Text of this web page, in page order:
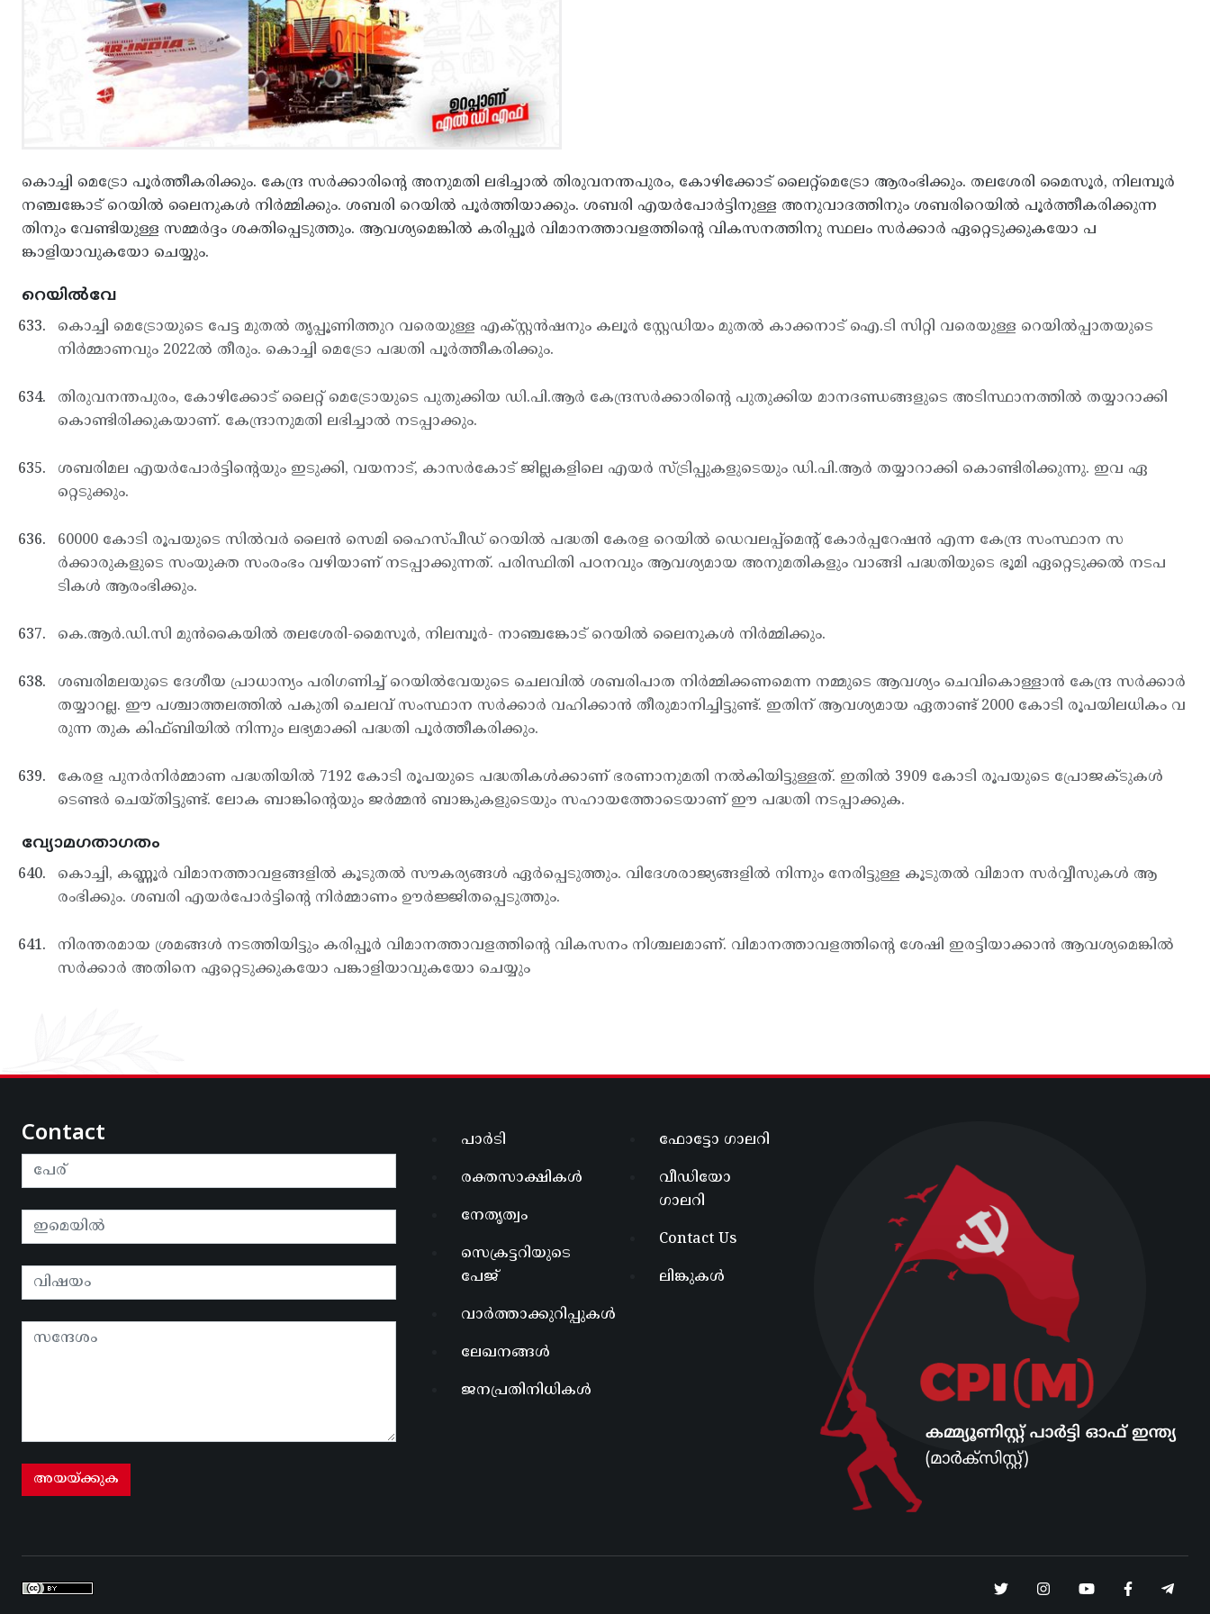
കൊച്ചി മെട്രോ പൂര്‍ത്തീകരിക്കും. കേന്ദ്ര സര്‍ക്കാരിന്റെ അനുമതി ലഭിച്ചാല്‍ തിരുവനന്തപുരം, കോഴിക്കോട് ലൈറ്റ്മെട്രോ ആരംഭിക്കും. തലശേരി മൈസൂര്‍, നിലമ്പൂര്‍
നഞ്ചങ്കോട് റെയില്‍ ലൈനുകള്‍ നിര്‍മ്മിക്കും. ശബരി റെയില്‍ പൂര്‍ത്തിയാക്കും. ശബരി എയര്‍പോര്‍ട്ടിനുള്ള അനുവാദത്തിനും ശബരിറെയില്‍ പൂര്‍ത്തീകരിക്കുന്ന
തിനും വേണ്ടിയുള്ള സമ്മര്‍ദ്ദം ശക്തിപ്പെടുത്തും. ആവശ്യമെങ്കില്‍ കരിപ്പൂര്‍ വിമാനത്താവളത്തിന്റെ വികസനത്തിനു സ്ഥലം സര്‍ക്കാര്‍ ഏറ്റെടുക്കുകയോ പ
ങ്കാളിയാവുകയോ ചെയ്യും.
റെയിൽവേ
കൊച്ചി മെട്രോയുടെ പേട്ട മുതല്‍ തൃപ്പൂണിത്തുറ വരെയുള്ള എക്സ്റ്റന്‍ഷനും കലൂര്‍ സ്റ്റേഡിയം മുതല്‍ കാക്കനാട് ഐ.ടി സിറ്റി വരെയുള്ള റെയില്‍പ്പാതയുടെ
നിര്‍മ്മാണവും 2022ല്‍ തീരും. കൊച്ചി മെട്രോ പദ്ധതി പൂര്‍ത്തീകരിക്കും.
തിരുവനന്തപുരം, കോഴിക്കോട് ലൈറ്റ് മെട്രോയുടെ പുതുക്കിയ ഡി.പി.ആര്‍ കേന്ദ്രസര്‍ക്കാരിന്റെ പുതുക്കിയ മാനദണ്ഡങ്ങളുടെ അടിസ്ഥാനത്തില്‍ തയ്യാറാക്കി
കൊണ്ടിരിക്കുകയാണ്. കേന്ദ്രാനുമതി ലഭിച്ചാല്‍ നടപ്പാക്കും.
ശബരിമല എയര്‍പോര്‍ട്ടിന്റെയും ഇടുക്കി, വയനാട്, കാസര്‍കോട് ജില്ലകളിലെ എയര്‍ സ്ട്രിപ്പുകളുടെയും ഡി.പി.ആര്‍ തയ്യാറാക്കി കൊണ്ടിരിക്കുന്നു. ഇവ ഏ
റ്റെടുക്കും.
60000 കോടി രൂപയുടെ സില്‍വര്‍ ലൈന്‍ സെമി ഹൈസ്പീഡ് റെയില്‍ പദ്ധതി കേരള റെയില്‍ ഡെവലപ്പ്മെന്റ് കോര്‍പ്പറേഷന്‍ എന്ന കേന്ദ്ര സംസ്ഥാന സ
ര്‍ക്കാരുകളുടെ സംയുക്ത സംരംഭം വഴിയാണ് നടപ്പാക്കുന്നത്. പരിസ്ഥിതി പഠനവും ആവശ്യമായ അനുമതികളും വാങ്ങി പദ്ധതിയുടെ ഭൂമി ഏറ്റെടുക്കല്‍ നടപ
ടികള്‍ ആരംഭിക്കും.
കെ.ആര്‍.ഡി.സി മുന്‍കൈയില്‍ തലശേരി-മൈസൂര്‍, നിലമ്പൂര്‍- നാഞ്ചങ്കോട് റെയില്‍ ലൈനുകള്‍ നിര്‍മ്മിക്കും.
ശബരിമലയുടെ ദേശീയ പ്രാധാന്യം പരിഗണിച്ച് റെയില്‍വേയുടെ ചെലവില്‍ ശബരിപാത നിര്‍മ്മിക്കണമെന്ന നമ്മുടെ ആവശ്യം ചെവികൊള്ളാന്‍ കേന്ദ്ര സര്‍ക്കാര്‍
തയ്യാറല്ല. ഈ പശ്ചാത്തലത്തില്‍ പകുതി ചെലവ് സംസ്ഥാന സര്‍ക്കാര്‍ വഹിക്കാന്‍ തീരുമാനിച്ചിട്ടുണ്ട്. ഇതിന് ആവശ്യമായ ഏതാണ്ട് 2000 കോടി രൂപയിലധികം വ
രുന്ന തുക കിഫ്ബിയില്‍ നിന്നും ലഭ്യമാക്കി പദ്ധതി പൂര്‍ത്തീകരിക്കും.
കേരള പുനര്‍നിര്‍മ്മാണ പദ്ധതിയില്‍ 7192 കോടി രൂപയുടെ പദ്ധതികള്‍ക്കാണ് ഭരണാനുമതി നല്‍കിയിട്ടുള്ളത്. ഇതില്‍ 3909 കോടി രൂപയുടെ പ്രോജക്ടുകള്‍
ടെണ്ടര്‍ ചെയ്തിട്ടുണ്ട്. ലോക ബാങ്കിന്റെയും ജര്‍മ്മന്‍ ബാങ്കുകളുടെയും സഹായത്തോടെയാണ് ഈ പദ്ധതി നടപ്പാക്കുക.
വ്യോമഗതാഗതം
കൊച്ചി, കണ്ണൂര്‍ വിമാനത്താവളങ്ങളില്‍ കൂടുതല്‍ സൗകര്യങ്ങള്‍ ഏര്‍പ്പെടുത്തും. വിദേശരാജ്യങ്ങളില്‍ നിന്നും നേരിട്ടുള്ള കൂടുതല്‍ വിമാന സര്‍വ്വീസുകള്‍ ആ
രംഭിക്കും. ശബരി എയര്‍പോര്‍ട്ടിന്റെ നിര്‍മ്മാണം ഊര്‍ജ്ജിതപ്പെടുത്തും.
നിരന്തരമായ ശ്രമങ്ങള്‍ നടത്തിയിട്ടും കരിപ്പൂര്‍ വിമാനത്താവളത്തിന്റെ വികസനം നിശ്ചലമാണ്. വിമാനത്താവളത്തിന്റെ ശേഷി ഇരട്ടിയാക്കാന്‍ ആവശ്യമെങ്കില്‍
സര്‍ക്കാര്‍ അതിനെ ഏറ്റെടുക്കുകയോ പങ്കാളിയാവുകയോ ചെയ്യും
Contact പാർടി
രക്തസാക്ഷികൾ
നേതൃത്വം
സെക്രട്ടറിയുടെ
പേജ്
വാർത്താക്കുറിപ്പുകൾ
ലേഖനങ്ങൾ
ജനപ്രതിനിധികൾ
ഫോട്ടോ ഗാലറി
വീഡിയോ
ഗാലറി
Contact Us
ലിങ്കുകൾ